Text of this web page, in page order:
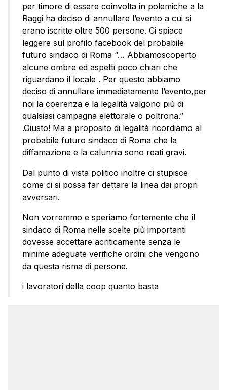
per timore di essere coinvolta in polemiche a la
Raggi ha deciso di annullare l’evento a cui si
erano iscritte oltre 500 persone. Ci spiace
leggere sul profilo facebook del probabile
futuro sindaco di Roma “… Abbiamoscoperto
alcune ombre ed aspetti poco chiari che
riguardano il locale . Per questo abbiamo
deciso di annullare immediatamente l’evento,per
noi la coerenza e la legalità valgono più di
qualsiasi campagna elettorale o poltrona.”
.Giusto! Ma a proposito di legalità ricordiamo al
probabile futuro sindaco di Roma che la
diffamazione e la calunnia sono reati gravi.
Dal punto di vista politico inoltre ci stupisce
come ci si possa far dettare la linea dai propri
avversari.
Non vorremmo e speriamo fortemente che il
sindaco di Roma nelle scelte più importanti
dovesse accettare acriticamente senza le
minime adeguate verifiche ordini che vengono
da questa risma di persone.
i lavoratori della coop quanto basta